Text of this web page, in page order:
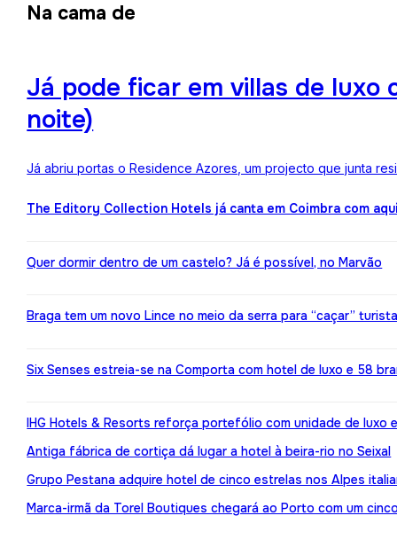
Na cama de
Já pode ficar em villas de luxo
noite)
Já abriu portas o Residence Azores, um projecto que junta
The Editory Collection Hotels já canta em Coimbra com
Quer dormir dentro de um castelo? Já é possível, no Marvão
Braga tem um novo Lince no meio da serra para “caçar”
Six Senses estreia-se na Comporta com hotel de luxo e 58
IHG Hotels & Resorts reforça portefólio com unidade de luxo
Antiga fábrica de cortiça dá lugar a hotel à beira-rio no Seixal
Grupo Pestana adquire hotel de cinco estrelas nos Alpes
Marca-irmã da Torel Boutiques chegará ao Porto com um